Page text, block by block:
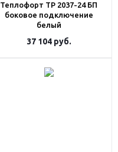
Теплофорт ТР 2037-24 БП
боковое подключение
белый
37 104руб.